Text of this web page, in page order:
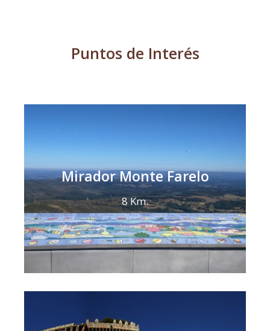
Puntos de Interés
Mirador Monte Farelo
8 Km.